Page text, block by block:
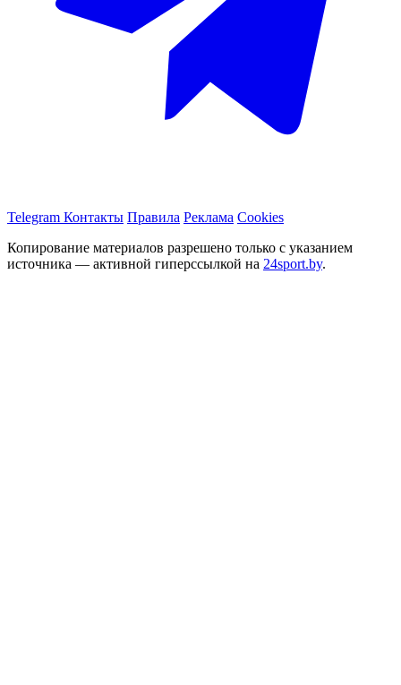
Telegram Контакты Правила Реклама Cookies
Копирование материалов разрешено только с указанием
источника — активной гиперссылкой на 24sport.by.